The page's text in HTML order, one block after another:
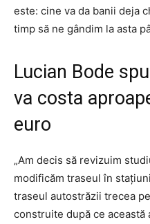
este: cine va da banii deja
timp să ne gândim la asta
Lucian Bode
va costa
euro
„Am decis să revizuim
modificăm traseul în
traseul autostrăzii trecea
construite după ce această